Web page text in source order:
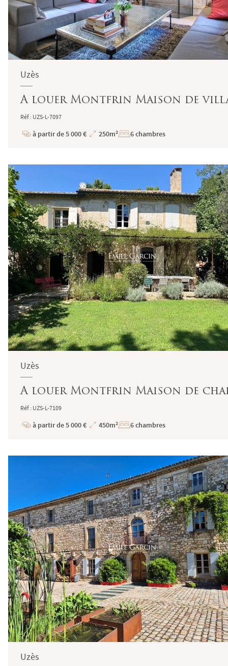
Uzès
A louer Montfrin Maison de
Réf : UZS-L-7097
Prix
à partir de 5 000 €
Superficie
250m² 6 chambres
Uzès
A louer Montfrin Maison de
Réf : UZS-L-7109
Prix
à partir de 5 000 €
Superficie
450m² 6 chambres
Uzès